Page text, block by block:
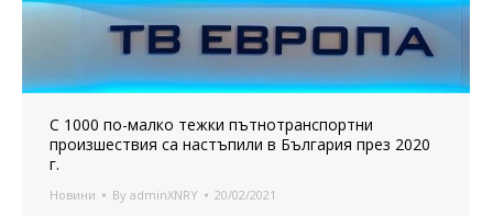
С 1000 по-малко тежки пътнотранспортни
произшествия са настъпили в България през 2020
г.
Новини By adminXNRY 20/02/2021